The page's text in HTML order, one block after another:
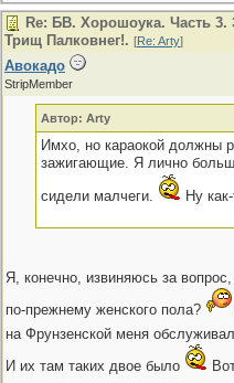
Re: БВ. Хорошоука. Часть 3.
Трищ Палковнег!. [Re: Arty]
Авокадо
StripMember
Автор: Arty
Имхо, но караокой должны
зажигающие. Я лично
сидели малчеги.
Ну
Я, конечно, извиняюсь за
по-прежнему женского пола?
на Фрунзенской меня
И их там таких двое было